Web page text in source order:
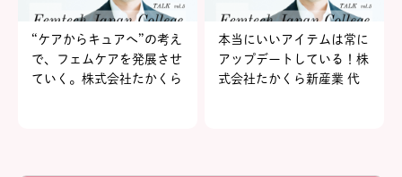
“ケアからキュアへ”の考え
で、フェムケアを発展させ
ていく。株式会社たかくら
本当にいいアイテムは常に
アップデートしている！株
式会社たかくら新産業 代